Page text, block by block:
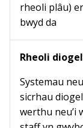
rheoli plâu)
bwyd da
Rheoli
Systemau
sicrhau
werthu neu’i